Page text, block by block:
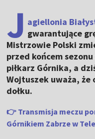
J agiellonia
gwarantujące
Mistrzowie Polski
przed końcem
piłkarz Górnika, a
Wojtuszek uważa, że
dołku.
👉 Transmisja meczu
Górnikiem Zabrze w